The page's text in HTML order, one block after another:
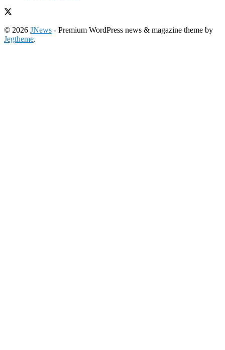
© 2026 JNews - Premium WordPress news & magazine theme by
Jegtheme.